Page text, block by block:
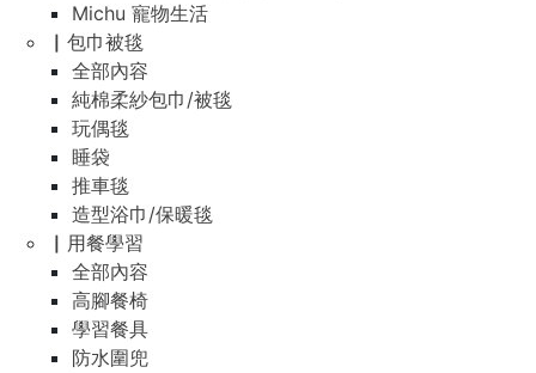
Michu 寵物生活
▏包巾被毯
全部內容
純棉柔紗包巾/被毯
玩偶毯
睡袋
推車毯
造型浴巾/保暖毯
▏用餐學習
全部內容
高腳餐椅
學習餐具
防水圍兜